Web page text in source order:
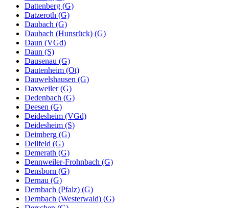
Dattenberg (G)
Datzeroth (G)
Daubach (G)
Daubach (Hunsrück) (G)
Daun (VGd)
Daun (S)
Dausenau (G)
Dautenheim (Ot)
Dauwelshausen (G)
Daxweiler (G)
Dedenbach (G)
Deesen (G)
Deidesheim (VGd)
Deidesheim (S)
Deimberg (G)
Dellfeld (G)
Demerath (G)
Dennweiler-Frohnbach (G)
Densborn (G)
Dernau (G)
Dernbach (Pfalz) (G)
Dernbach (Westerwald) (G)